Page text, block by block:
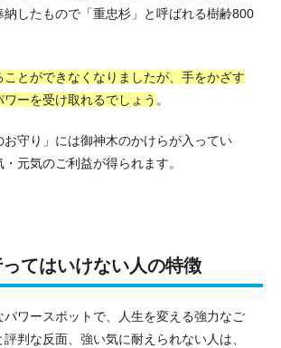
納したもので「重忠杉」と呼ばれる樹齢800
とができなくなりましたが、手をかざす
ワーを受け取れるでしょう 。
お守り」には御神木のかけらが入ってい
元気のご利益が得られます。
てはいけない人の特徴
パワースポットで、人生を変える強力なご
判な反面、強い気に耐えられない人は、